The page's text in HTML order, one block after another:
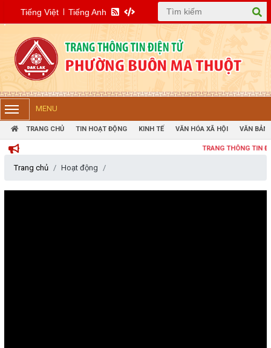
Tiếng Việt Tiếng Anh
MENU
TRANG CHỦ TIN HOẠT ĐỘNG KINH TẾ VĂN HÓA XÃ HỘI VĂN BẢN
TRANG THÔNG TIN ĐIỆN TỬ
Trang chủ Hoạt động